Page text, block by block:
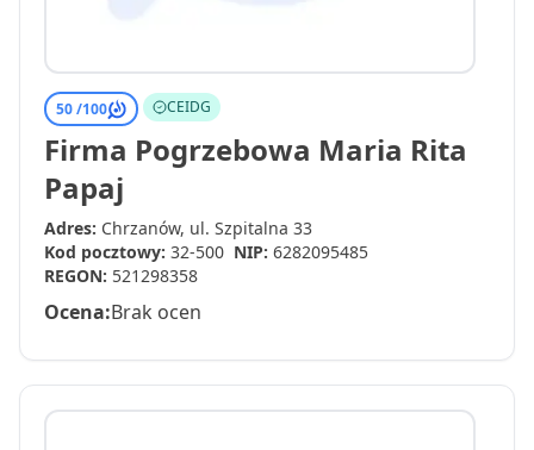
50 /100 CEIDG
Firma Pogrzebowa Maria Rita
Papaj
Adres: Chrzanów, ul. Szpitalna 33
Kod pocztowy: 32-500 NIP: 6282095485
REGON: 521298358
Ocena:Brak ocen